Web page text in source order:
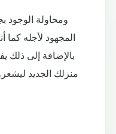
ومحاولة الوجود
المجهود لأجله كما
بالإضافة إلى
منزلك الجديد